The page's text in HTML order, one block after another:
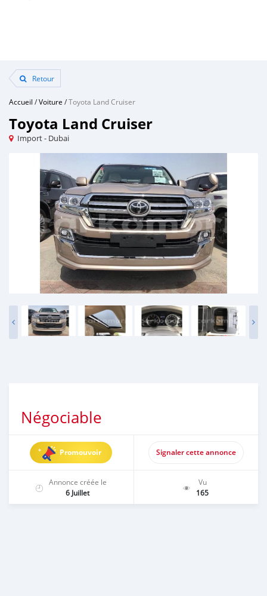
Retour
Accueil /Voiture /Toyota Land Cruiser
Toyota Land Cruiser
Import - Dubai
Négociable
Promouvoir Signaler cette annonce
Annonce créée le
6 Juillet
Vu
165